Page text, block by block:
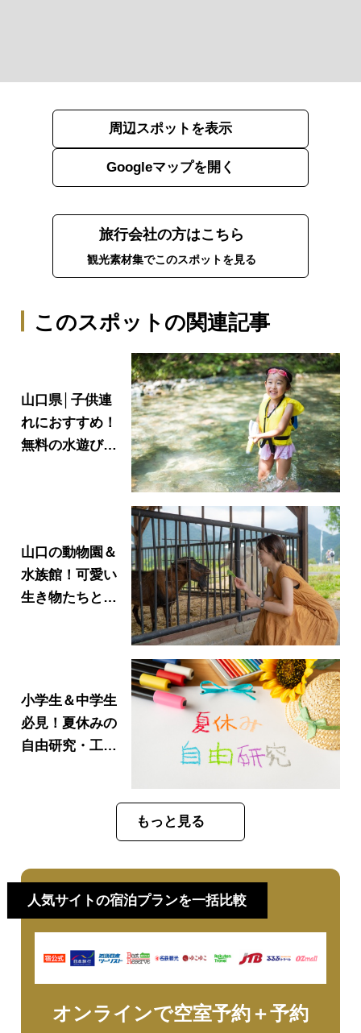
このスポットの関連記事
山口県│子供連
れにおすすめ！
無料の水遊びス
山口の動物園＆
水族館！可愛い
生き物たちとふ
小学生＆中学生
必見！夏休みの
自由研究・工
もっと見る
周辺スポットを表示
Googleマップを開く
旅行会社の方はこちら
観光素材集でこのスポットを見る
人気サイトの宿泊プランを一括比較
オンラインで空室予約＋予約